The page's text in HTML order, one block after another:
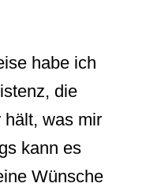
habe ich
die
hält, was mir
kann es
Wünsche